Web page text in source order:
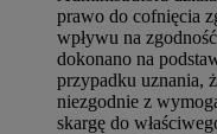
prawo do cofnięcia
wpływu na
dokonano na
przypadku uznania,
niezgodnie z
skargę do